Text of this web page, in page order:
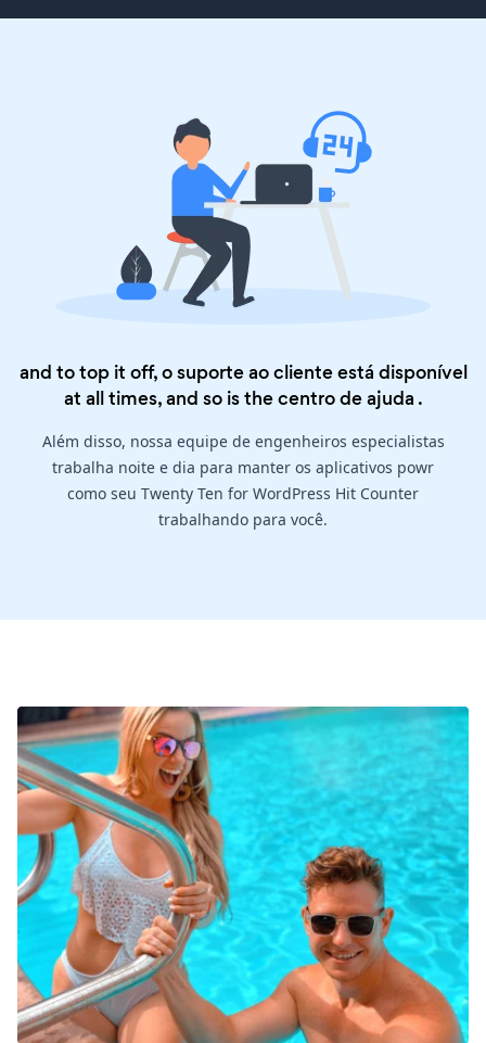
and to top it off, o suporte ao cliente está disponível
at all times, and so is thecentro de ajuda .
Além disso, nossa equipe de engenheiros especialistas
trabalha noite e dia para manter os aplicativos powr
como seu Twenty Ten for WordPress Hit Counter
trabalhando para você.